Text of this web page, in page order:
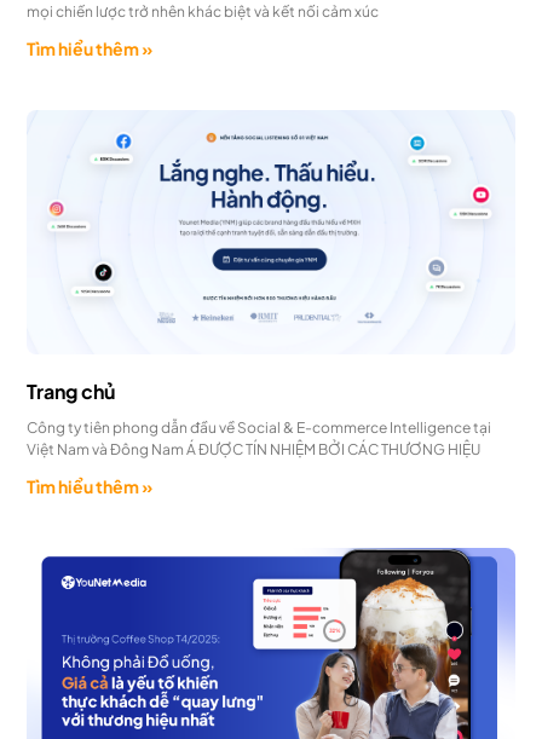
mọi chiến lược trở nhên khác biệt và kết nối cảm xúc
Tìm hiểu thêm »
Trang chủ
Công ty tiên phong dẫn đầu về Social & E-commerce Intelligence tại
Việt Nam và Đông Nam Á ĐƯỢC TÍN NHIỆM BỞI CÁC THƯƠNG HIỆU
Tìm hiểu thêm »